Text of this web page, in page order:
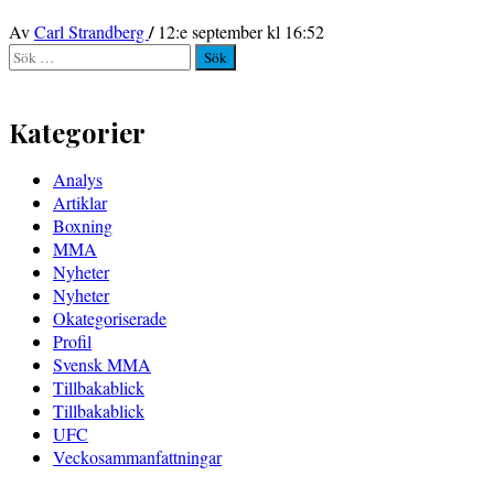
AvCarl Strandberg/ 12:e september kl 16:52
Sök
efter:
Kategorier
Analys
Artiklar
Boxning
MMA
Nyheter
Nyheter
Okategoriserade
Profil
Svensk MMA
Tillbakablick
Tillbakablick
UFC
Veckosammanfattningar